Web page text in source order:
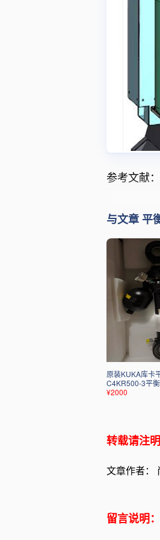
参考文献
与文章 平
原装KUKA库卡
C4KR500-3平
¥2000
转载请注明
文章作者：
留言说明：